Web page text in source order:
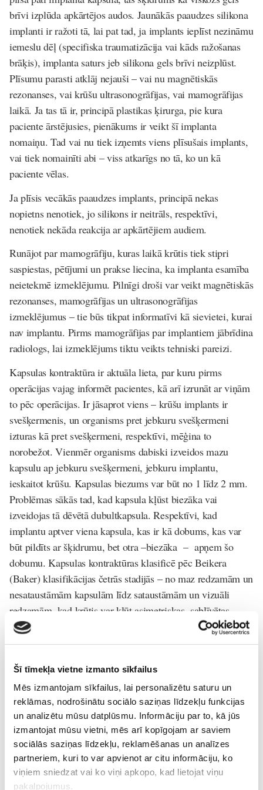
Šī tīmekļa vietne izmanto sīkfailus
Mēs izmantojam sīkfailus, lai personalizētu saturu un
reklāmas, nodrošinātu sociālo saziņas līdzekļu funkcijas
un analizētu mūsu datplūsmu. Informāciju par to, kā jūs
izmantojat mūsu vietni, mēs arī kopīgojam ar saviem
sociālās saziņas līdzekļu, reklamēšanas un analīzes
partneriem, kuri to var apvienot ar citu informāciju, ko
viņiem sniedzat vai ko viņi apkopo, kad lietojat viņu
pakalpojumus.
brīvi izplūda apkārtējos audos. Jaunākās paaudzes silikona
implanti ir ražoti tā, lai pat tad, ja implants ieplīst nezināmu
iemeslu dēļ (specifiska traumatizācija vai kāds ražošanas
brāķis), implanta saturs jeb silikona gels brīvi neizplūst.
Plīsumu parasti atklāj nejauši – vai nu magnētiskās
rezonanses, vai krūšu ultrasonogrāfijas, vai mamogrāfijas
laikā. Ja tas tā ir, principā plastikas ķirurga, pie kura
paciente ārstējusies, pienākums ir veikt šī implanta
nomaiņu. Tad vai nu tiek izņemts viens plīsušais implants,
vai tiek nomainīti abi – viss atkarīgs no tā, ko un kā
paciente vēlas.
Ja plīsis vecākās paaudzes implants, principā nekas
nopietns nenotiek, jo silikons ir neitrāls, respektīvi,
nenotiek nekāda reakcija ar apkārtējiem audiem.
Runājot par mamogrāfiju, kuras laikā krūtis tiek stipri
saspiestas, pētījumi un prakse liecina, ka implanta esamība
neietekmē izmeklējumu. Pilnīgi droši var veikt magnētiskās
rezonanses, mamogrāfijas un ultrasonogrāfijas
izmeklējumus – tie būs tikpat informatīvi kā sievietei, kurai
nav implantu. Pirms mamogrāfijas par implantiem jābrīdina
radiologs, lai izmeklējums tiktu veikts tehniski pareizi.
Kapsulas kontraktūrair aktuāla lieta, par kuru pirms
operācijas vajag informēt pacientes, kā arī izrunāt ar viņām
to pēc operācijas. Ir jāsaprot viens – krūšu implants ir
svešķermenis, un organisms pret jebkuru svešķermeni
izturas kā pret svešķermeni, respektīvi, mēģina to
norobežot. Vienmēr organisms dabiski izveidos mazu
kapsulu ap jebkuru svešķermeni, jebkuru implantu,
ieskaitot krūšu. Kapsulas biezums var būt no 1 līdz 2 mm.
Problēmas sākās tad, kad kapsula kļūst biezāka vai
izveidojas tā dēvētā dubultkapsula. Respektīvi, kad
implantu aptver viena kapsula, kas ir kā dobums, kas var
būt pildīts ar šķidrumu, bet otra –biezāka – apņem šo
dobumu. Kapsulas kontraktūras klasificē pēc Beikera
(Baker) klasifikācijas četrās stadijās – no maz redzamām un
nesataustāmām kapsulām līdz sataustāmām un vizuāli
redzamām, kad krūtis var kļūt asimetriskas, sablīvētas.
Ja ir kapsulas kontraktūra, vislabākais veikt operāciju, lai
kapsulu izņemtu. Katrā ziņā pacientei jārēķinās, ka pastāv
kapsulas kontraktūra un ir izstrādātas vadlīnijas, kuras
ārstam stingri jāievēro, lai maksimāli samazinātu risku.
Principā no kapsulas kontraktūras nav pasargāts neviens.
Jāuzsver, ka pret implanta ruptūru un implanta kapsulas
kontraktūru ražotājs dod garantiju. Nevar teikt, ka ražotājs
uzņemas atbildību, bet ir gatavs kompensēt izdevumus, ja
ar viņa ražoto implantu kas gadījies (te gan jāpiebilst, ka ne
visi ražotāji sniedz šādas garantijas). Tādēļ, pirms izšķirties